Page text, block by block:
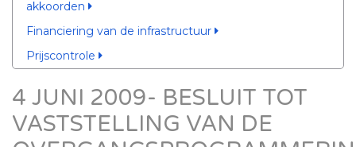
akkoorden
Financiering van de infrastructuur
Prijscontrole
4 JUNI 2009- BESLUIT TOT
VASTSTELLING VAN DE